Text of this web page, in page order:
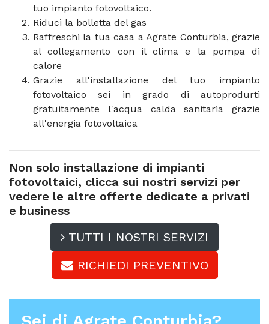
tuo impianto fotovoltaico.
Riduci la bolletta del gas
Raffreschi la tua casa a Agrate Conturbia, grazie
al collegamento con il clima e la pompa di
calore
Grazie all'installazione del tuo impianto
fotovoltaico sei in grado di autoprodurti
gratuitamente l'acqua calda sanitaria grazie
all'energia fotovoltaica
Non solo installazione di impianti
fotovoltaici, clicca sui nostri servizi per
vedere le altre offerte dedicate a privati
e business
TUTTI I NOSTRI SERVIZI
RICHIEDI PREVENTIVO